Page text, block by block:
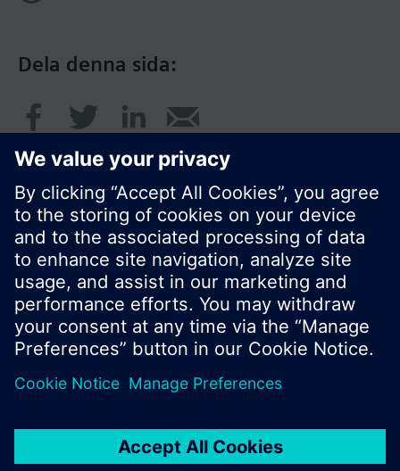
Dela denna sida:
© Siemens AB, Building Technologies Division,
CPS - 2017
Produktportfölj och priser kan variera mellan
Användarvillkor